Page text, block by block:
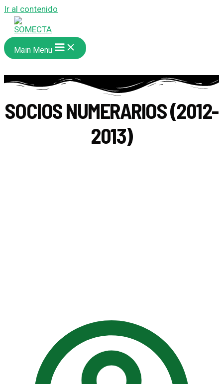
Ir al contenido
Main Menu
SOCIOS NUMERARIOS (2012-
2013)